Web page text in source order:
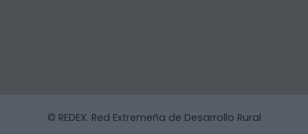
© REDEX. Red Extremeña de Desarrollo Rural